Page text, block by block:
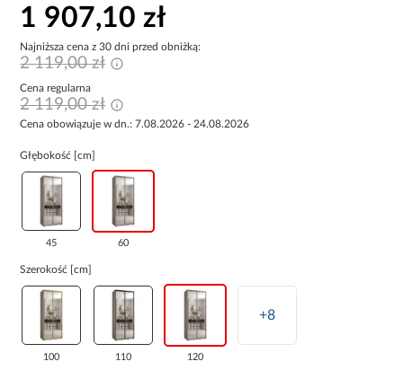
1 907,10 zł
Najniższa cena z 30 dni przed obniżką:
2 119,00 zł
Cena regularna
2 119,00 zł
Cena obowiązuje w dn.: 7.08.2026 - 24.08.2026
Głębokość [cm]
45 60
Szerokość [cm]
100 110 120
+8